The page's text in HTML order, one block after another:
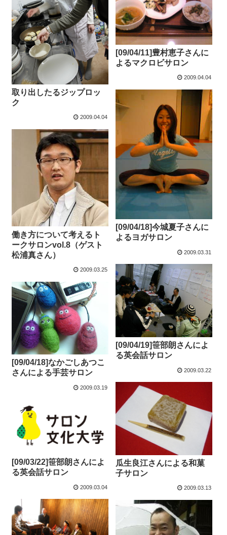
取り出したるジップロッ
ク
2009.04.04
[09/04/11]豊村恵子さんに
よるマクロビサロン
2009.04.04
[09/04/18]今城夏子さんに
よるヨガサロン
2009.03.31
働き方について考えるト
ークサロンvol.8（ゲスト
松浦真さん）
2009.03.25
[09/04/19]笹部朗さんによ
る英会話サロン
2009.03.22
[09/04/18]なかごしあつこ
さんによる手芸サロン
2009.03.19
瓜生良江さんによる和菓
子サロン
2009.03.13
[09/03/22]笹部朗さんによ
る英会話サロン
2009.03.04